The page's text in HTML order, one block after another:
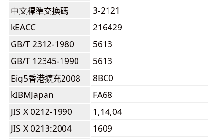
中文標準交換碼
3-2121
kEACC
216429
GB/T 2312-1980
5613
GB/T 12345-1990
5613
Big5香港擴充2008
8BC0
kIBMJapan
FA68
JIS X 0212-1990
1,14,04
JIS X 0213:2004
1609